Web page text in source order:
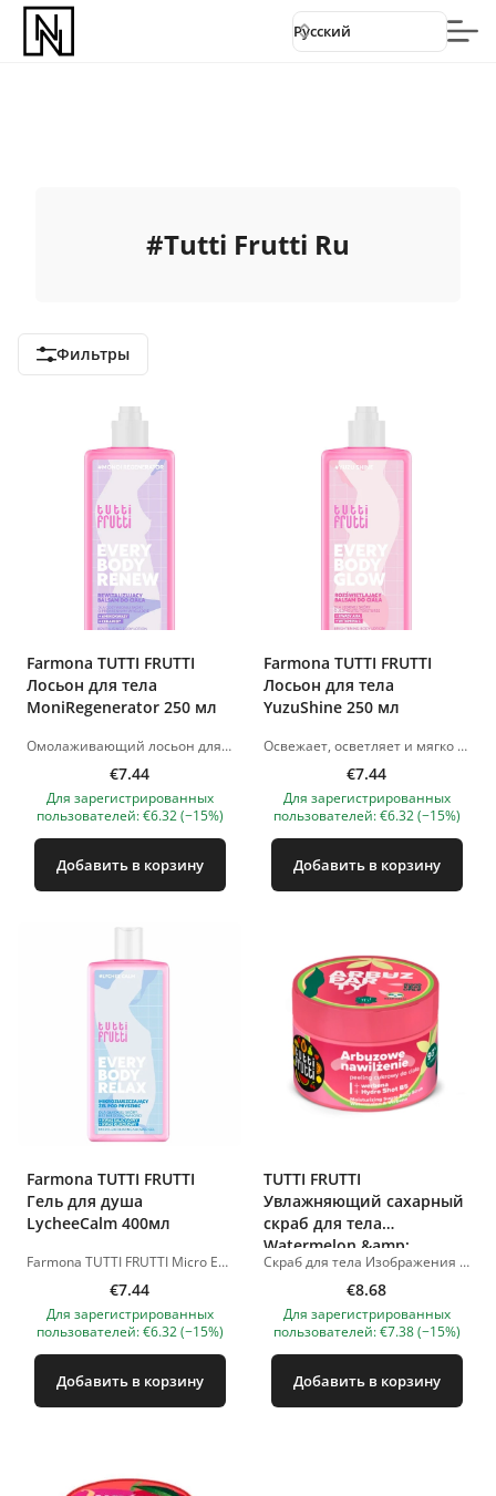
Русский
#Tutti Frutti Ru
Фильтры
Farmona TUTTI FRUTTI
Лосьон для тела
MoniRegenerator 250 мл
Омолаживающий лосьон для тела с аминокислотами и керамидами - идеально подходит для сухой и ослабленной кожи. Аминокислоты и керамиды интенсивно питают и увлажняют. Делает кожу гладкой, эластичной и свежей Сладкий аромат бергамота, флердоранжа и розы с нотками сандалового дерева и ванили - для приятного ежедневного использования Наслаждайтесь гладкой и здоровой кожей каждый день! Изображения продуктов носят иллюстративный характер. Если у вас есть вопросы, мы всегда ждем вашего письма на адрес nanatallinn@gmail.com
€7.44
Для зарегистрированных
пользователей: €6.32 (−15%)
Добавить в корзину
Farmona TUTTI FRUTTI
Лосьон для тела
YuzuShine 250 мл
Освежает, осветляет и мягко выравнивает тон кожи. Легкая текстура быстро впитывается, оставляя кожу гладкой, увлажненной и сияющей. Яркий аромат юдзу заряжает энергией и радует при каждом использовании. Осветляющий лосьон для тела с AHA-кислотами и витамином С для серой, уставшей кожи. Мягко разглаживает и отшелушивает Осветляет и заряжает энергией Мгновенное и длительное сияние Содержит микрочастицы для блеска Свежий аромат юдзу, апельсина и персика заряжает позитивом. Изображения продуктов носят иллюстративный характер. Если у вас есть вопросы, мы всегда ждем вашего письма на адрес nanatallinn@gmail.com
€7.44
Для зарегистрированных
пользователей: €6.32 (−15%)
Добавить в корзину
Farmona TUTTI FRUTTI
Гель для душа
LycheeCalm 400мл
Farmona TUTTI FRUTTI Micro Exfoliating Shower Gel LycheeCalm с салициловой и гликолевой кислотами, 400 мл Ароматный и обновляющий гель для душа от Tutti Frutti, который не только нежно очищает кожу, но и обеспечивает мягкий микропилинг благодаря сочетанию салициловой и гликолевой кислот. Обогащенный экстрактом личи, гель восстанавливает сияние кожи, выравнивает ее текстуру и улучшает тон. Основные преимущества: Нежно очищает и освежает Удаляет омертвевшие клетки кожи Повышает гладкость и мягкость кожи Нежный аромат - расслабляет тело и разум Подходит для ежедневного использования Веганская формула Для душа или ванны Изображения продуктов носят иллюстративный характер. Если у вас есть вопросы, мы всегда ждем вашего письма по адресу nanatallinn@gmail.com
€7.44
Для зарегистрированных
пользователей: €6.32 (−15%)
Добавить в корзину
TUTTI FRUTTI
Увлажняющий сахарный
скраб для тела
Watermelon &amp;
Verbena 300 г
Скраб для тела Изображения продуктов носят иллюстративный характер. Если у вас есть какие-либо вопросы, мы всегда ждем вашего письма nanatallinn@gmail.com
€8.68
Для зарегистрированных
пользователей: €7.38 (−15%)
Добавить в корзину